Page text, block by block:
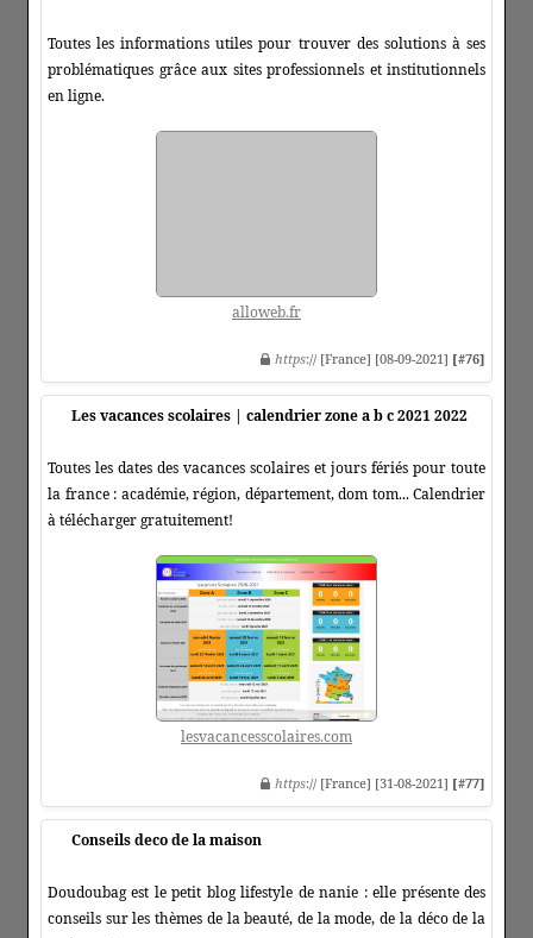
Toutes les informations utiles pour trouver des solutions à ses
problématiques grâce aux sites professionnels et institutionnels
en ligne.
alloweb.fr
https:// [France] [08-09-2021] [#76]
Les vacances scolaires | calendrier zone a b c 2021 2022
Toutes les dates des vacances scolaires et jours fériés pour toute
la france : académie, région, département, dom tom... Calendrier
à télécharger gratuitement!
lesvacancesscolaires.com
https:// [France] [31-08-2021] [#77]
Conseils deco de la maison
Doudoubag est le petit blog lifestyle de nanie : elle présente des
conseils sur les thèmes de la beauté, de la mode, de la déco de la